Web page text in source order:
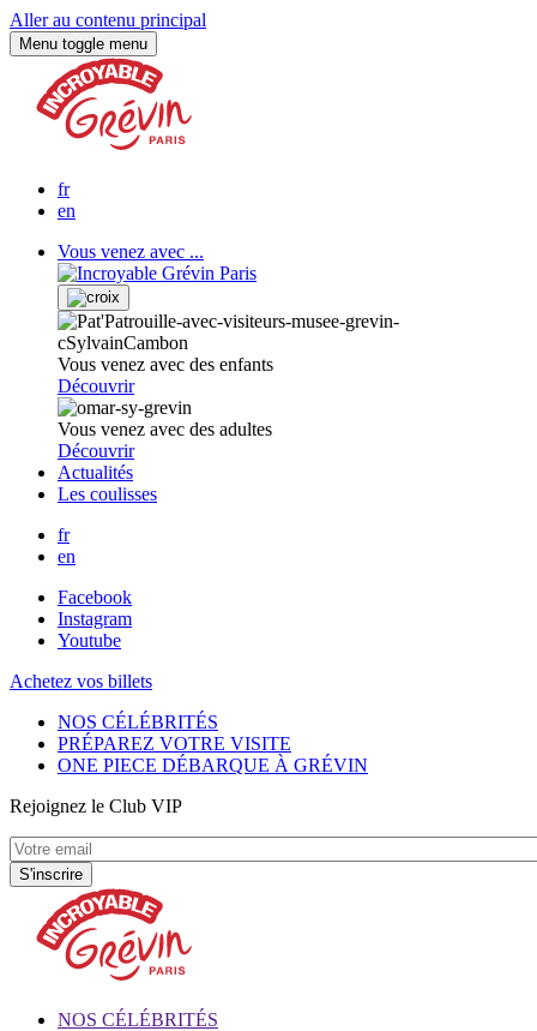
Aller au contenu principal
Menu toggle menu
fr
en
Vous venez avec ...
Vous venez avec des enfants
Découvrir
Vous venez avec des adultes
Découvrir
Actualités
Les coulisses
fr
en
Facebook
Instagram
Youtube
Achetez vos billets
NOS CÉLÉBRITÉS
PRÉPAREZ VOTRE VISITE
ONE PIECE DÉBARQUE À GRÉVIN
Rejoignez le Club VIP
NOS CÉLÉBRITÉS